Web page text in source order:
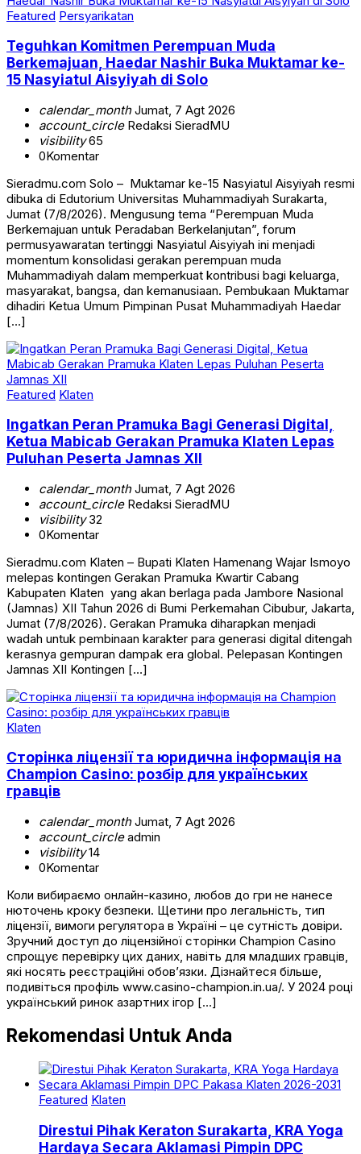
Featured Persyarikatan
Teguhkan Komitmen Perempuan Muda
Berkemajuan, Haedar Nashir Buka Muktamar ke-
15 Nasyiatul Aisyiyah di Solo
calendar_monthJumat, 7 Agt 2026
account_circleRedaksi SieradMU
visibility65
0Komentar
Sieradmu.com Solo – Muktamar ke-15 Nasyiatul Aisyiyah resmi
dibuka di Edutorium Universitas Muhammadiyah Surakarta,
Jumat (7/8/2026). Mengusung tema “Perempuan Muda
Berkemajuan untuk Peradaban Berkelanjutan”, forum
permusyawaratan tertinggi Nasyiatul Aisyiyah ini menjadi
momentum konsolidasi gerakan perempuan muda
Muhammadiyah dalam memperkuat kontribusi bagi keluarga,
masyarakat, bangsa, dan kemanusiaan. Pembukaan Muktamar
dihadiri Ketua Umum Pimpinan Pusat Muhammadiyah Haedar
[…]
Featured Klaten
Ingatkan Peran Pramuka Bagi Generasi Digital,
Ketua Mabicab Gerakan Pramuka Klaten Lepas
Puluhan Peserta Jamnas XII
calendar_monthJumat, 7 Agt 2026
account_circleRedaksi SieradMU
visibility32
0Komentar
Sieradmu.com Klaten – Bupati Klaten Hamenang Wajar Ismoyo
melepas kontingen Gerakan Pramuka Kwartir Cabang
Kabupaten Klaten yang akan berlaga pada Jambore Nasional
(Jamnas) XII Tahun 2026 di Bumi Perkemahan Cibubur, Jakarta,
Jumat (7/8/2026). Gerakan Pramuka diharapkan menjadi
wadah untuk pembinaan karakter para generasi digital ditengah
kerasnya gempuran dampak era global. Pelepasan Kontingen
Jamnas XII Kontingen […]
Klaten
Сторінка ліцензії та юридична інформація на
Champion Casino: розбір для українських
гравців
calendar_monthJumat, 7 Agt 2026
account_circleadmin
visibility14
0Komentar
Коли вибираємо онлайн-казино, любов до гри не нанесе
нюточень кроку безпеки. Щетини про легальність, тип
ліцензії, вимоги регулятора в Україні – це сутність довіри.
Зручний доступ до ліцензійної сторінки Champion Casino
спрощує перевірку цих даних, навіть для младших гравців,
які носять реєстраційні обов’язки. Дізнайтеся більше,
подивіться профіль www.casino-champion.in.ua/. У 2024 році
український ринок азартних ігор […]
Rekomendasi Untuk Anda
Featured Klaten
Direstui Pihak Keraton Surakarta, KRA Yoga
Hardaya Secara Aklamasi Pimpin DPC